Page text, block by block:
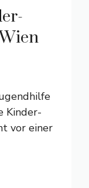
Kinder-
vor einer